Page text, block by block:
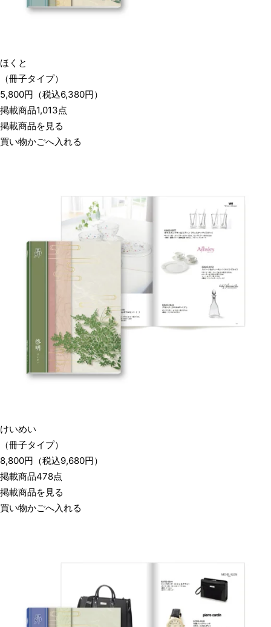
ほくと
（冊子タイプ）
5,800円 （税込6,380円）
掲載商品1,013点
掲載商品を見る
買い物かごへ入れる
けいめい
（冊子タイプ）
8,800円 （税込9,680円）
掲載商品478点
掲載商品を見る
買い物かごへ入れる